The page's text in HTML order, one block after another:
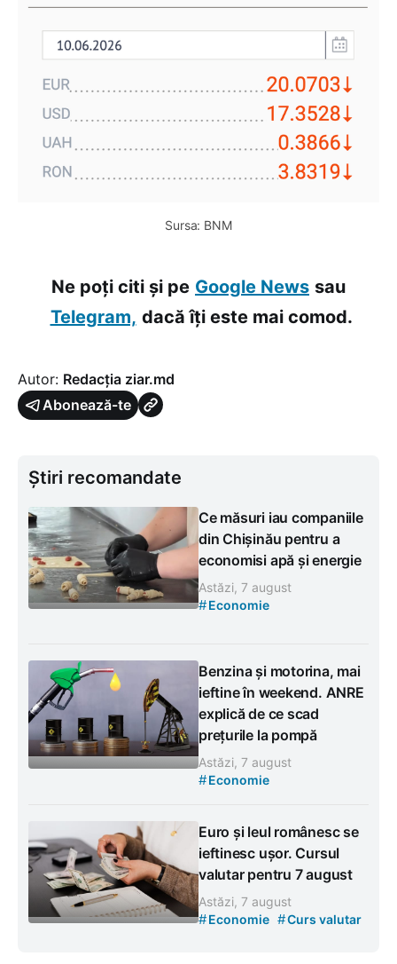
Sursa: BNM
Ne poți citi și pe Google News sau
Telegram, dacă îți este mai comod.
Autor: Redacția ziar.md
Abonează-te
Știri recomandate
Ce măsuri iau companiile
din Chișinău pentru a
economisi apă și energie
Astăzi, 7 august
#Economie
Benzina și motorina, mai
ieftine în weekend. ANRE
explică de ce scad
prețurile la pompă
Astăzi, 7 august
#Economie
Euro și leul românesc se
ieftinesc ușor. Cursul
valutar pentru 7 august
Astăzi, 7 august
#Economie #Curs valutar